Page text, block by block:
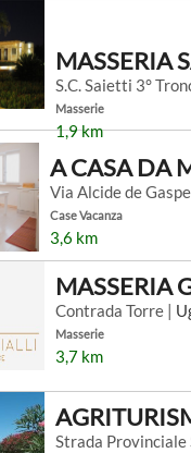
MASSERIA
S.C. Saietti 3°
Masserie
1,9 km
A CASA DA
Via Alcide de
Case Vacanza
3,6 km
MASSERIA
Contrada Torre |
Masserie
3,7 km
Strada Provinciale